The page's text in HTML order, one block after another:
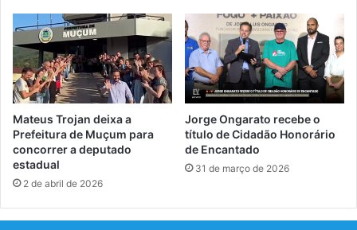
Mateus Trojan deixa a
Prefeitura de Muçum para
concorrer a deputado
estadual
2 de abril de 2026
Jorge Ongarato recebe o
título de Cidadão Honorário
de Encantado
31 de março de 2026